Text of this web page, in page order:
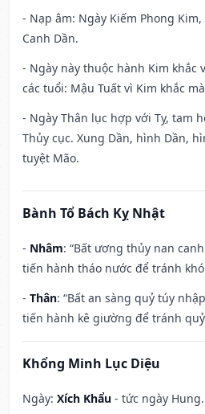
- Nạp âm: Ngày Kiếm Phong
Canh Dần.
- Ngày này thuộc hành Kim khắc
các tuổi: Mậu Tuất vì Kim khắc
- Ngày Thân lục hợp với Tỵ, tam
Thủy cục. Xung Dần, hình Dần,
tuyệt Mão.
Bành Tổ Bách Kỵ Nhật
- Nhâm: “Bất ương thủy nan
tiến hành tháo nước để tránh
- Thân: “Bất an sàng quỷ túy
tiến hành kê giường để tránh
Khổng Minh Lục Diệu
Ngày: Xích Khẩu - tức ngày Hung.